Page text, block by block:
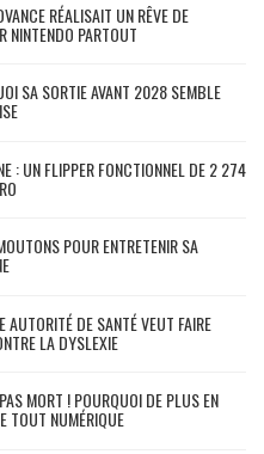
RÉALISAIT UN RÊVE DE
NINTENDO PARTOUT
SA SORTIE AVANT 2028 SEMBLE
: UN FLIPPER FONCTIONNEL DE 2 274
POUR ENTRETENIR SA
DE SANTÉ VEUT FAIRE
LA DYSLEXIE
MORT ! POURQUOI DE PLUS EN
TOUT NUMÉRIQUE